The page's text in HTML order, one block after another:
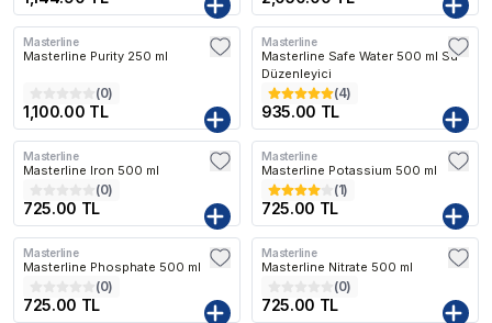
Kargo Bedava
Masterline
Masterline Purity 250 ml
(0)
1,100.00 TL
Kargo Bedava
Masterline
Masterline Safe Water 500 ml Su
Düzenleyici
(4)
935.00 TL
Masterline
Masterline Iron 500 ml
(0)
725.00 TL
Masterline
Masterline Potassium 500 ml
(1)
725.00 TL
Masterline
Masterline Phosphate 500 ml
(0)
725.00 TL
Masterline
Masterline Nitrate 500 ml
(0)
725.00 TL